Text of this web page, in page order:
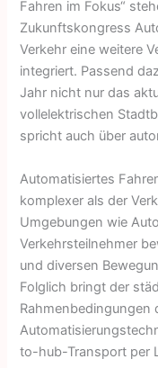
Fahren im Fokus“
Zukunftskongress
Verkehr eine weitere
integriert. Passend
Jahr nicht nur das
vollelektrischen
spricht auch über
Automatisiertes
komplexer als der
Umgebungen wie
Verkehrsteilnehmer
und diversen
Folglich bringt der
Rahmenbedingungen
to-hub-Transport per